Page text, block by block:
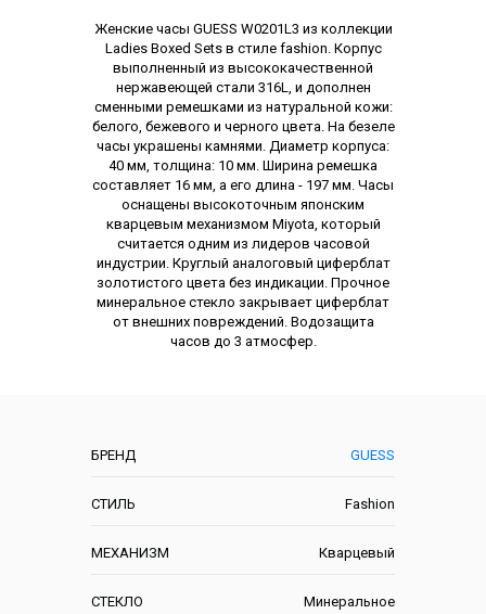
БРЕНД GUESS
СТИЛЬ Fashion
МЕХАНИЗМ Кварцевый
СТЕКЛО Минеральное
Описание
Женские часы GUESS W0201L3 из коллекции
Ladies Boxed Sets в стиле fashion. Корпус
выполненный из высококачественной
нержавеющей стали 316L, и дополнен
сменными ремешками из натуральной кожи:
белого, бежевого и черного цвета. На безеле
часы украшены камнями. Диаметр корпуса:
40 мм, толщина: 10 мм. Ширина ремешка
составляет 16 мм, а его длина - 197 мм. Часы
оснащены высокоточным японским
кварцевым механизмом Miyota, который
считается одним из лидеров часовой
индустрии. Круглый аналоговый циферблат
золотистого цвета без индикации. Прочное
минеральное стекло закрывает циферблат
от внешних повреждений. Водозащита
часов до 3 атмосфер.